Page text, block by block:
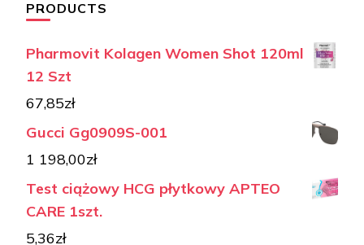
PRODUCTS
Pharmovit Kolagen Women Shot 120ml
12 Szt
67,85zł
Gucci Gg0909S-001
1 198,00zł
Test ciążowy HCG płytkowy APTEO
CARE 1szt.
5,36zł